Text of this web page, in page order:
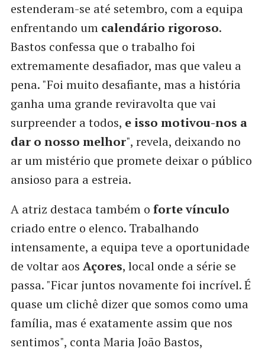
estenderam-se até setembro, com a equipa
enfrentando um calendário rigoroso.
Bastos confessa que o trabalho foi
extremamente desafiador, mas que valeu a
pena. "Foi muito desafiante, mas a história
ganha uma grande reviravolta que vai
surpreender a todos, e isso motivou-nos a
dar o nosso melhor", revela, deixando no
ar um mistério que promete deixar o público
ansioso para a estreia.
A atriz destaca também o forte vínculo
criado entre o elenco. Trabalhando
intensamente, a equipa teve a oportunidade
de voltar aos Açores, local onde a série se
passa. "Ficar juntos novamente foi incrível. É
quase um clichê dizer que somos como uma
família, mas é exatamente assim que nos
sentimos", conta Maria João Bastos,